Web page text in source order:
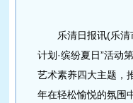
乐清日报讯(乐清市
计划·缤纷夏日”活动
艺术素养四大主题，
年在轻松愉悦的氛围